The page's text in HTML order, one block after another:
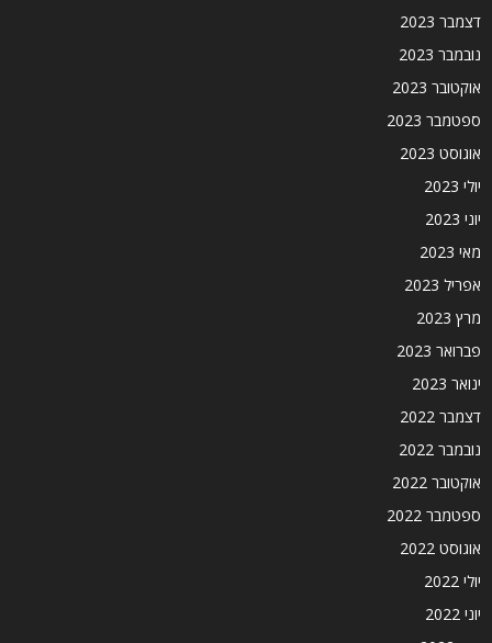
דצמבר 2023
נובמבר 2023
אוקטובר 2023
ספטמבר 2023
אוגוסט 2023
יולי 2023
יוני 2023
מאי 2023
אפריל 2023
מרץ 2023
פברואר 2023
ינואר 2023
דצמבר 2022
נובמבר 2022
אוקטובר 2022
ספטמבר 2022
אוגוסט 2022
יולי 2022
יוני 2022